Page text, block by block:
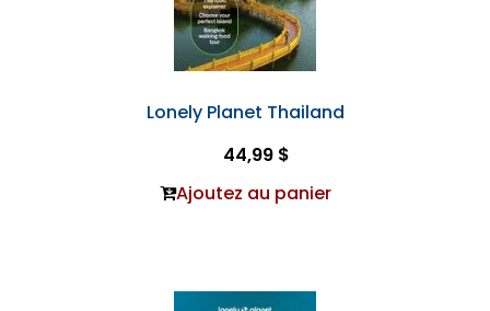
Lonely Planet Thailand
44,99 $
Ajoutez au panier